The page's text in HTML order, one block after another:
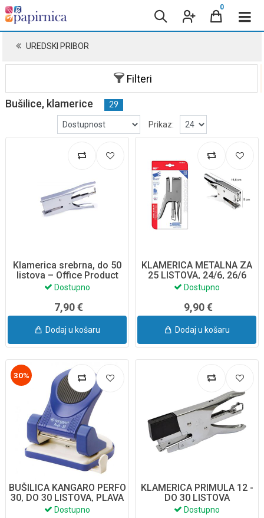
0
UREDSKI PRIBOR
Filteri
Bušilice, klamerice 29
Prikaz:
Klamerica srebrna, do 50
listova – Office Product
(18065511-19)
Dostupno
7,90 €
Dodaj u košaru
KLAMERICA METALNA ZA
25 LISTOVA, 24/6, 26/6
PA160G MP
Dostupno
9,90 €
Dodaj u košaru
30%
BUŠILICA KANGARO PERFO
30, DO 30 LISTOVA, PLAVA
KA30-01
Dostupno
KLAMERICA PRIMULA 12 -
DO 30 LISTOVA
Dostupno